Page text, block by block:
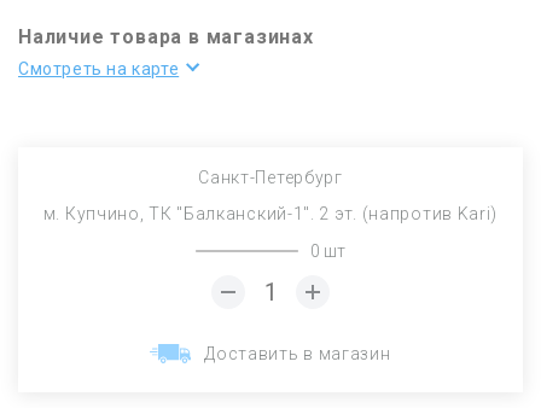
Наличие товара в магазинах
Смотреть на карте
Санкт-Петербург
м. Купчино, ТК "Балканский-1". 2 эт. (напротив Kari)
0 шт
Доставить в магазин